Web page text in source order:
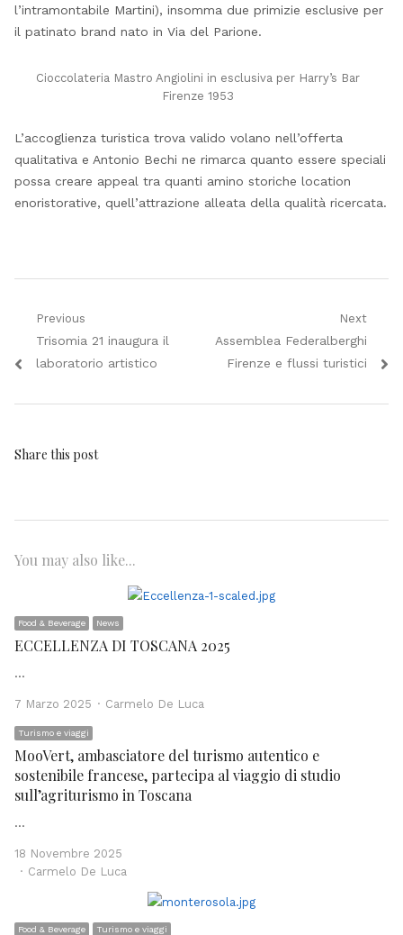
l’intramontabile Martini), insomma due primizie esclusive per
il patinato brand nato in Via del Parione.
Cioccolateria Mastro Angiolini in esclusiva per Harry’s Bar
Firenze 1953
L’accoglienza turistica trova valido volano nell’offerta
qualitativa e Antonio Bechi ne rimarca quanto essere speciali
possa creare appeal tra quanti amino storiche location
enoristorative, quell’attrazione alleata della qualità ricercata.
Navigazione
articoli
Previous
Previous
post:
Trisomia 21 inaugura il
laboratorio artistico
Next
Next
post:
Assemblea Federalberghi
Firenze e flussi turistici
Share this post
You may also like...
Food & Beverage News
ECCELLENZA DI TOSCANA 2025
…
7 Marzo 2025 Author
Carmelo De Luca
Turismo e viaggi
MooVert, ambasciatore del turismo autentico e
sostenibile francese, partecipa al viaggio di studio
sull’agriturismo in Toscana
…
18 Novembre 2025
Author
Carmelo De Luca
Food & Beverage Turismo e viaggi